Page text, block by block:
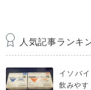
人気記事ランキ
イソバ
飲みや